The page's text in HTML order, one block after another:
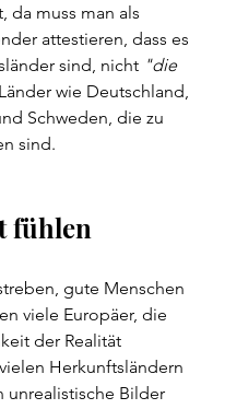
da muss man als
attestieren, dass es
sind, nicht "die
wie Deutschland,
Schweden, die zu
sind.
fühlen
gute Menschen
viele Europäer, die
der Realität
Herkunftsländern
unrealistische Bilder